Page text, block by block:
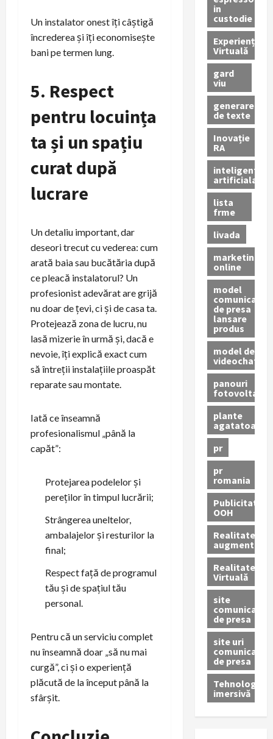
Un instalator onest îți câștigă
încrederea și îți economisește
bani pe termen lung.
5. Respect
pentru locuința
ta și un spațiu
curat după
lucrare
Un detaliu important, dar
deseori trecut cu vederea: cum
arată baia sau bucătăria după
ce pleacă instalatorul? Un
profesionist adevărat are grijă
nu doar de țevi, ci și de casa ta.
Protejează zona de lucru, nu
lasă mizerie în urmă și, dacă e
nevoie, îți explică exact cum
să întreții instalațiile proaspăt
reparate sau montate.
Iată ce înseamnă
profesionalismul „până la
capăt”:
Protejarea podelelor și
pereților în timpul lucrării;
Strângerea uneltelor,
ambalajelor și resturilor la
final;
Respect față de programul
tău și de spațiul tău
personal.
Pentru că un serviciu complet
nu înseamnă doar „să nu mai
curgă”, ci și o experiență
plăcută de la început până la
sfârșit.
in
custodie
Experiență
Virtuală
gard
viu
generare
de texte
Inovație
RA
inteligenta
artificiala
lista
frme
livada
marketing
online
model
comunicat
de presa
lansare
produs
model de
videochat
panouri
fotovoltaice
plante
agatatoare
pr
pr
romania
Publicitate
OOH
Realitatea
augmentată
Realitatea
Virtuală
site
comunicate
de presa
site uri
comunicate
de presa
Tehnologie
imersivă